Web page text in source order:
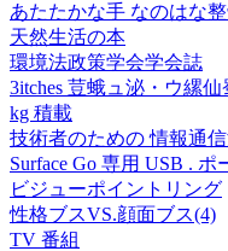
あたたかな手 なのはな
天然生活の本
環境法政策学会学会誌
3itches 荳蛾ュ泌・ウ縲
kg 積載
技術者のための 情報通
Surface Go 専用 USB .
ビジューポイントリング
性格ブスVS.顔面ブス(4)
TV 番組